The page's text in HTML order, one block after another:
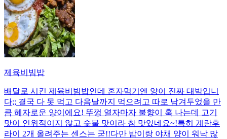
제육비빔밥
배달로 시킨 제육비빔밥인데 혼자먹기엔 양이 진짜 대박입니
다;; 결국 다 못 먹고 다음날까지 먹으려고 따로 남겨두었을 만
큼 혜자로운 양이에요! 뚜껑 열자마자 불향이 훅 나는데 고기
맛이 인위적이지 않고 숯불 맛이라 참 맛있네요~!특히 계란후
라이 2개 올려주는 센스는 굳!! ​다만 밥이랑 야채 양이 워낙 많